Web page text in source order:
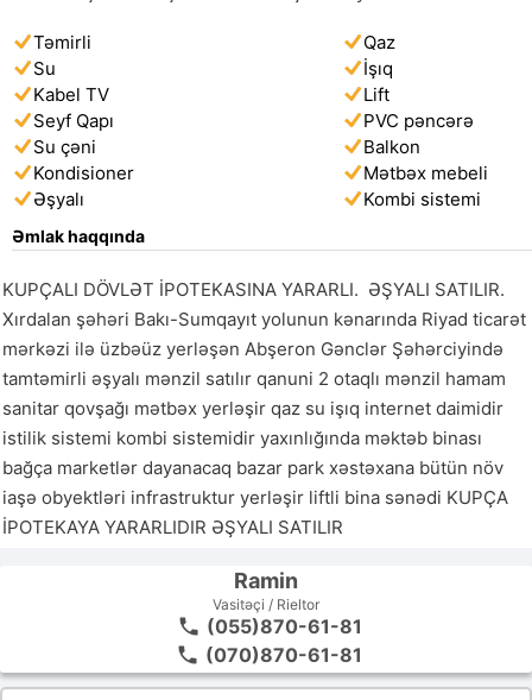
Təmirli
Qaz
Su
İşıq
Kabel TV
Lift
Seyf Qapı
PVC pəncərə
Su çəni
Balkon
Kondisioner
Mətbəx mebeli
Əşyalı
Kombi sistemi
Əmlak haqqında
KUPÇALI DÖVLƏT İPOTEKASINA YARARLI.  ƏŞYALI SATILIR.
Xırdalan şəhəri Bakı-Sumqayıt yolunun kənarında Riyad ticarət
mərkəzi ilə üzbəüz yerləşən Abşeron Gənclər Şəhərciyində
tamtəmirli əşyalı mənzil satılır qanuni 2 otaqlı mənzil hamam
sanitar qovşağı mətbəx yerləşir qaz su işıq internet daimidir
istilik sistemi kombi sistemidir yaxınlığında məktəb binası
bağça marketlər dayanacaq bazar park xəstəxana bütün növ
iaşə obyektləri infrastruktur yerləşir liftli bina sənədi KUPÇA
İPOTEKAYA YARARLIDIR ƏŞYALI SATILIR
Ramin
Vasitəçi / Rieltor
(055)870-61-81
(070)870-61-81